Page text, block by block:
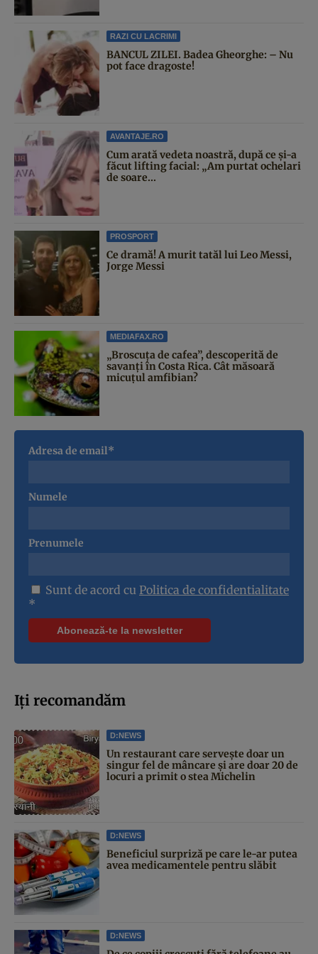
RAZI CU LACRIMI
BANCUL ZILEI. Badea Gheorghe: – Nu
pot face dragoste!
AVANTAJE.RO
Cum arată vedeta noastră, după ce și-a
făcut lifting facial: „Am purtat ochelari
de soare...
PROSPORT
Ce dramă! A murit tatăl lui Leo Messi,
Jorge Messi
MEDIAFAX.RO
„Broscuța de cafea”, descoperită de
savanți în Costa Rica. Cât măsoară
micuțul amfibian?
Adresa de email*
Numele
Prenumele
Sunt de acord cu Politica de confidentialitate
*
Iți recomandăm
D:NEWS
Un restaurant care servește doar un
singur fel de mâncare și are doar 20 de
locuri a primit o stea Michelin
D:NEWS
Beneficiul surpriză pe care le-ar putea
avea medicamentele pentru slăbit
D:NEWS